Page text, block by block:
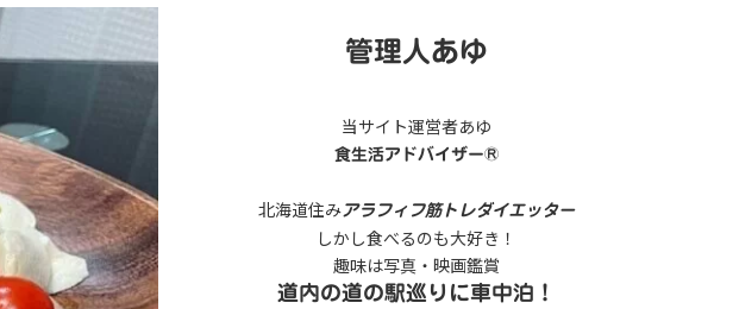
管理人あゆ
当サイト運営者あゆ
食生活アドバイザー®
北海道住み アラフィフ筋トレダイエッター
しかし食べるのも大好き！
趣味は写真・映画鑑賞
道内の道の駅巡りに車中泊！